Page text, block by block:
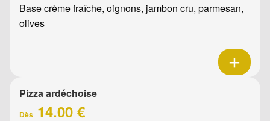
Base crème fraîche, oignons, jambon cru, parmesan,
olives
Pizza ardéchoise
Dès 14.00 €